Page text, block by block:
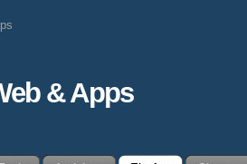
& Apps